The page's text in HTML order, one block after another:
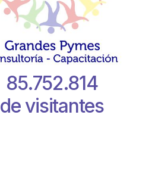
85.752.814
de visitantes